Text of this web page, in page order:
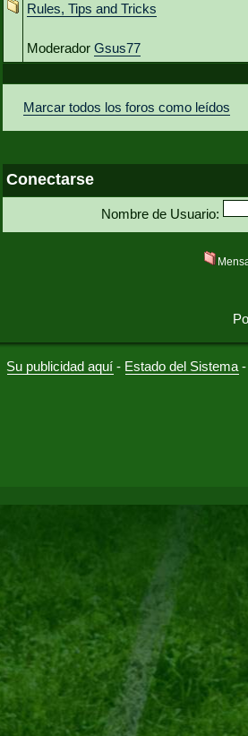
Rules, Tips and Tricks
Moderador Gsus77
Marcar todos los foros como leídos
Conectarse
Nombre de Usuario:
Su publicidad aquí - Estado del Sistema -